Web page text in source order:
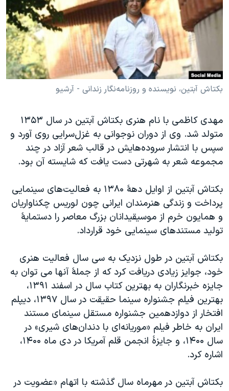
فرهنگ و زندگی
حقوق شهروندی
اقتصادی
علم و فناوری
آرشیو پخش زنده
مستندها
انتخابات ریاست جمهوری آمریکا ۲۰۲۴
حمله جمهوری اسلامی به اسرائیل
رمز مهسا
مجموعه مستندهای دادخواهی
تریبونال مردمی آبان ۹۸
دادگاه حمید نوری
قانون شفافیت دارائی کادر رهبری ایران
اعتراضات مردمی آبان ۹۸
اسرائیل در جنگ
همایش محافظه‌کاران آمریکا «سی‌پک»
صفحه‌های ویژه
سفر پرزیدنت ترامپ به چین
دنبال کنید
زبانهای مختلف
بکتاش آبتین، نویسنده و روزنامه‌نگار زندانی - آرشیو
مهدی کاظمی با نام هنری بکتاش آبتین در سال ۱۳۵۳
متولد شد. وی از دوران نوجوانی به غزل‌سرایی روی آورد و
سپس با انتشار سروده‌هایش در قالب شعر آزاد در چند
مجموعه شعر به شهرتی دست یافت که شایسته آن بود.
بکتاش آبتین از اوایل دهۀ ۱۳۸۰ به فعالیت‌های سینمایی
پرداخت و زندگی هنرمندان ایرانی چون لوریس چکناواریان
و همایون خرم از موسیقیدانان بزرگ معاصر را دستمایۀ
تولید مستندهای سینمایی خود قرارداد.
بکتاش آبتین در طول نزدیک به سی سال فعالیت هنری
خود، جوایز زیادی دریافت کرد که از جملۀ آنها می توان به
جایزه خبرنگاران به بهترین کتاب سال در اسفند ۱۳۹۱،
بهترین فیلم جشنواره سینما حقیقت در سال ۱۳۹۷، دیپلم
افتخار از دوازدهمین جشنواره مستقل سینمای مستند
ایران به خاطر فیلم «موریانه‌ای با دندان‌های شیری» در
سال ۱۴۰۰، و جایزۀ انجمن قلم آمریکا در دی ماه ۱۴۰۰،
اشاره کرد.
بکتاش آبتین در مهرماه سال گذشته با اتهام «عضویت در